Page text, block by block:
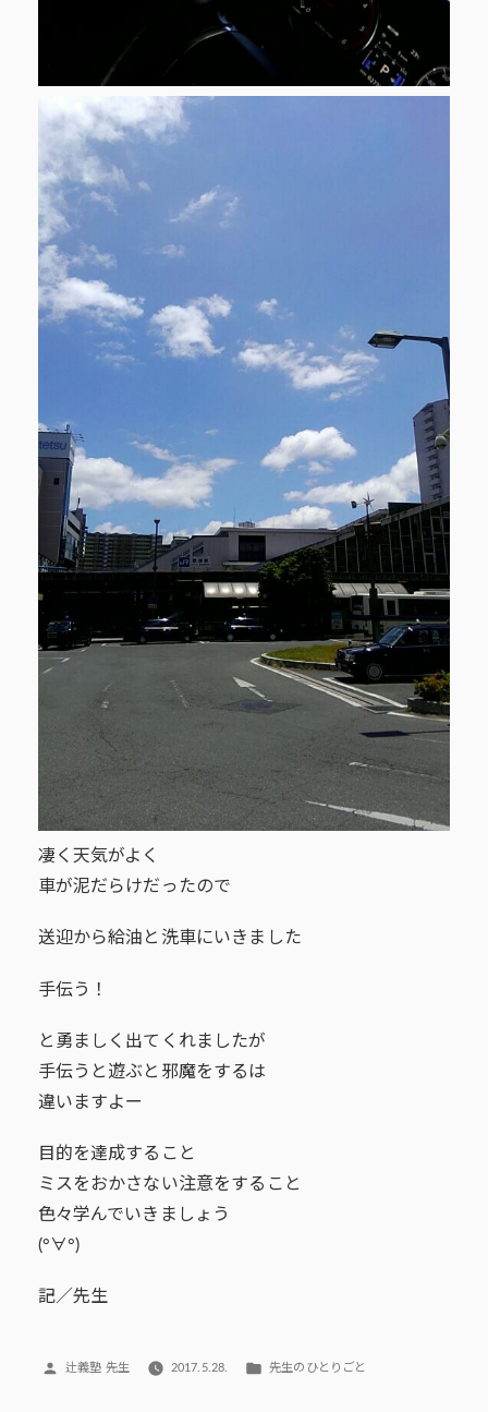
凄く天気がよく
車が泥だらけだったので
送迎から給油と洗車にいきました
手伝う！
と勇ましく出てくれましたが
手伝うと遊ぶと邪魔をするは
違いますよー
目的を達成すること
ミスをおかさない注意をすること
色々学んでいきましょう
(°∀°)
記／先生
投
辻義塾 先生 2017.5.28.
カ
先生のひとりごと